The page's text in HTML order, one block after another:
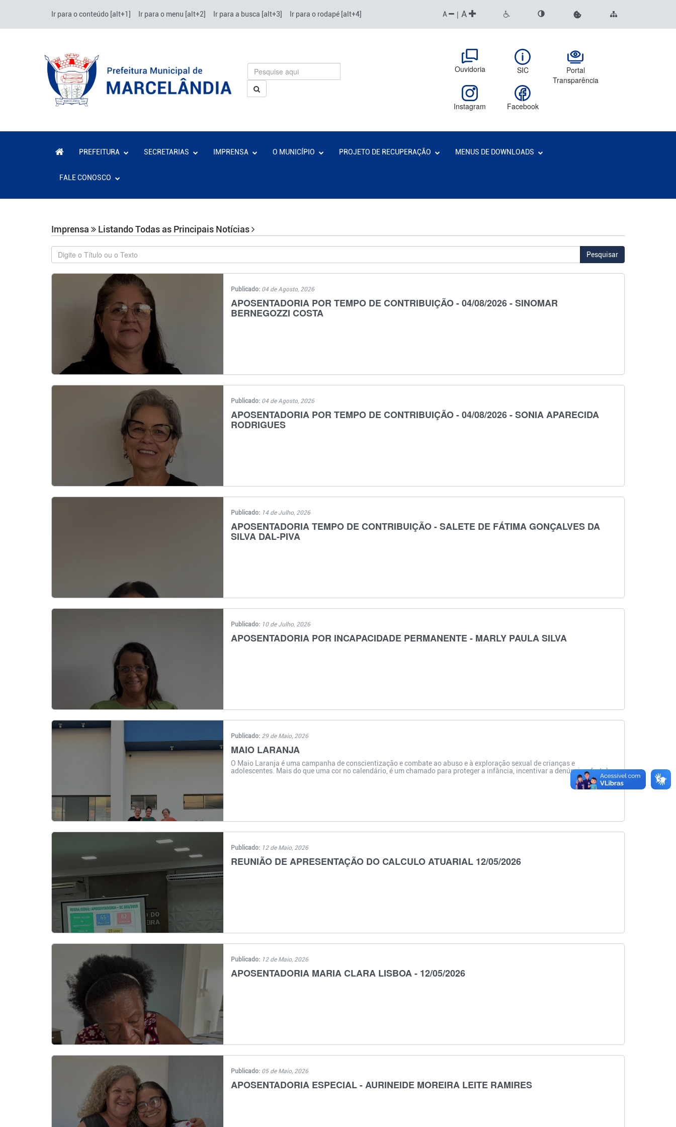
Ir para o conteúdo [alt+1] Ir para o menu [alt+2] Ir para a busca [alt+3] Ir para o rodapé [alt+4] A | A
Ouvidoria SIC
Portal
Transparência
Instagram Facebook
PREFEITURA SECRETARIAS IMPRENSA O MUNICÍPIO PROJETO DE RECUPERAÇÃO MENUS DE DOWNLOADS
FALE CONOSCO
Imprensa Listando Todas as Principais Notícias
Pesquisar
Publicado: 04 de Agosto, 2026
APOSENTADORIA POR TEMPO DE CONTRIBUIÇÃO - 04/08/2026 - SINOMAR
BERNEGOZZI COSTA
Publicado: 04 de Agosto, 2026
APOSENTADORIA POR TEMPO DE CONTRIBUIÇÃO - 04/08/2026 - SONIA APARECIDA
RODRIGUES
Publicado: 14 de Julho, 2026
APOSENTADORIA TEMPO DE CONTRIBUIÇÃO - SALETE DE FÁTIMA GONÇALVES DA
SILVA DAL-PIVA
Publicado: 10 de Julho, 2026
APOSENTADORIA POR INCAPACIDADE PERMANENTE - MARLY PAULA SILVA
Publicado: 29 de Maio, 2026
MAIO LARANJA
O Maio Laranja é uma campanha de conscientização e combate ao abuso e à exploração sexual de crianças e
adolescentes. Mais do que uma cor no calendário, é um chamado para proteger a infância, incentivar a denúncia e fortalec
Publicado: 12 de Maio, 2026
REUNIÃO DE APRESENTAÇÃO DO CALCULO ATUARIAL 12/05/2026
Publicado: 12 de Maio, 2026
APOSENTADORIA MARIA CLARA LISBOA - 12/05/2026
Publicado: 05 de Maio, 2026
APOSENTADORIA ESPECIAL - AURINEIDE MOREIRA LEITE RAMIRES